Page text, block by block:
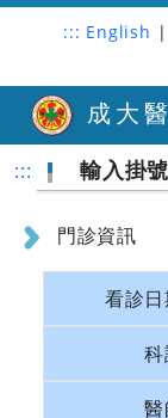
::: English |
成大
::: 輸入掛
門診資訊
看診日
科
醫